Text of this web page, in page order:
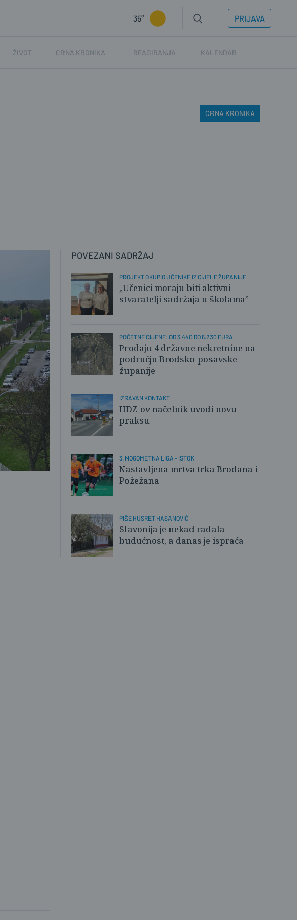
35° PRIJAVA
ŽIVOT CRNA KRONIKA REAGIRANJA KALENDAR
CRNA KRONIKA
POVEZANI SADRŽAJ
PROJEKT OKUPIO UČENIKE IZ CIJELE ŽUPANIJE
„Učenici moraju biti aktivni
stvaratelji sadržaja u školama”
POČETNE CIJENE: OD 3.440 DO 6.230 EURA
Prodaju 4 državne nekretnine na
području Brodsko-posavske
županije
IZRAVAN KONTAKT
HDZ-ov načelnik uvodi novu
praksu
3. NOGOMETNA LIGA - ISTOK
Nastavljena mrtva trka Brođana i
Požežana
PIŠE HUSRET HASANOVIĆ
Slavonija je nekad rađala
budućnost, a danas je ispraća